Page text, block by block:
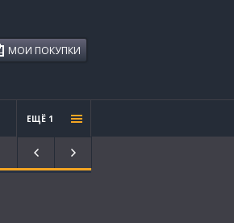
МОИ ПОКУПКИ
ЕЩЁ 1
Проче
е